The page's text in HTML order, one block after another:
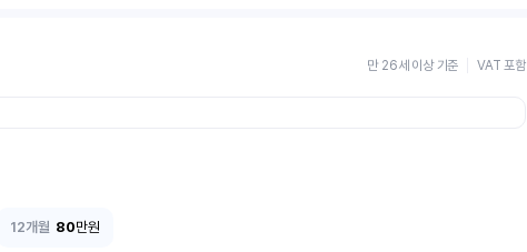
만 26세 이상 기준 VAT 포함
12개월 80만원